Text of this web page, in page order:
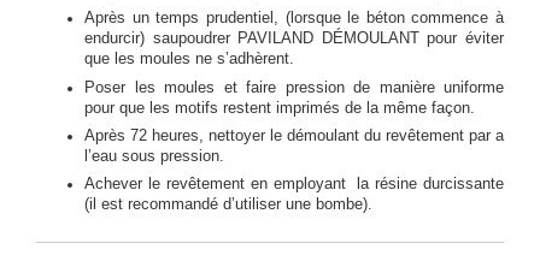
Après un temps prudentiel, (lorsque le béton commence à
endurcir) saupoudrer PAVILAND DÉMOULANT pour éviter
que les moules ne s’adhèrent.
Poser les moules et faire pression de manière uniforme
pour que les motifs restent imprimés de la même façon.
Après 72 heures, nettoyer le démoulant du revêtement par a
l’eau sous pression.
Achever le revêtement en employant la résine durcissante
(il est recommandé d’utiliser une bombe).